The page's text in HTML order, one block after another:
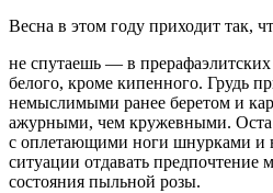
Весна в этом году приходит так,
не спутаешь — в прерафаэлитских
белого, кроме кипенного. Грудь
немыслимыми ранее беретом и
ажурными, чем кружевными. Оста
с оплетающими ноги шнурка­ми и
ситуации отдавать
состояния пыльной розы.